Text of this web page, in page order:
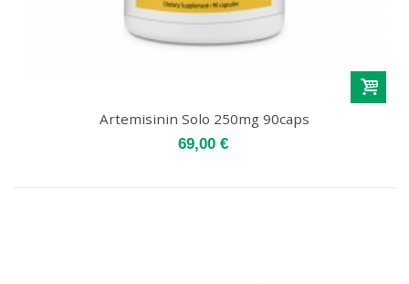
Artemisinin Solo 250mg 90caps
69,00 €